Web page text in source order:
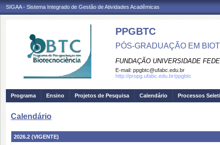
SIGAA - Sistema Integrado de Gestão de Atividades Acadêmicas
PPGBTC
PÓS-GRADUAÇÃO EM
FUNDAÇÃO UNIVERSIDADE
E-mail: ppgbtc@ufabc.edu.br
http://propg.ufabc.edu.br/ppgbtc
Programa Ensino Projetos de Pesquisa Calendário Processos
Calendário
2026.2 (VIGENTE)